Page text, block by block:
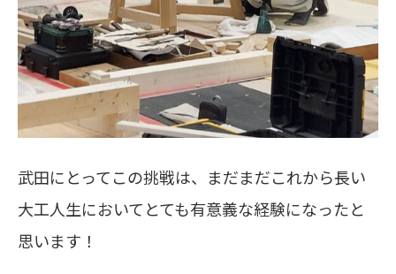
武田にとってこの挑戦は、まだまだこれから長い
大工人生においてとても有意義な経験になったと
思います！